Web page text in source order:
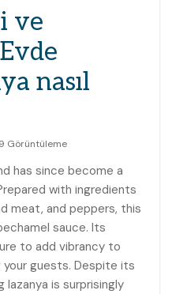
ve
nasıl
Görüntüleme
has since become a
with ingredients
meat, and peppers, this
sauce. Its
to add vibrancy to
your guests. Despite its
lazanya is surprisingly